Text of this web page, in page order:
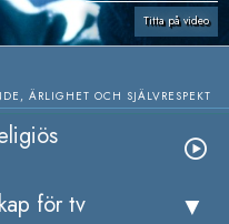
Titta på video
ÄRLIGHET OCH SJÄLVRESPEKT
för tv